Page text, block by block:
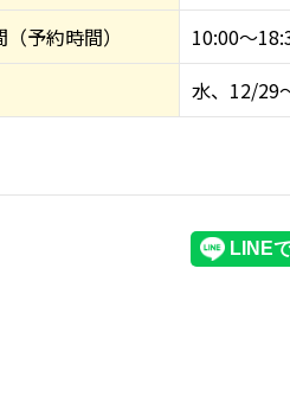
予約時間）
10:00～
水、12/29